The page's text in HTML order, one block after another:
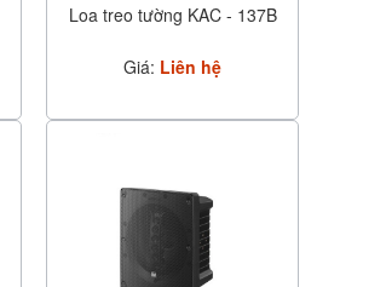
Loa treo tường KAC - 137B
Giá: Liên hệ